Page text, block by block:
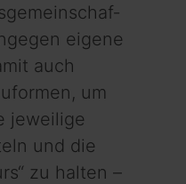
eigene
auch
um
jeweilige
und die
zu halten –